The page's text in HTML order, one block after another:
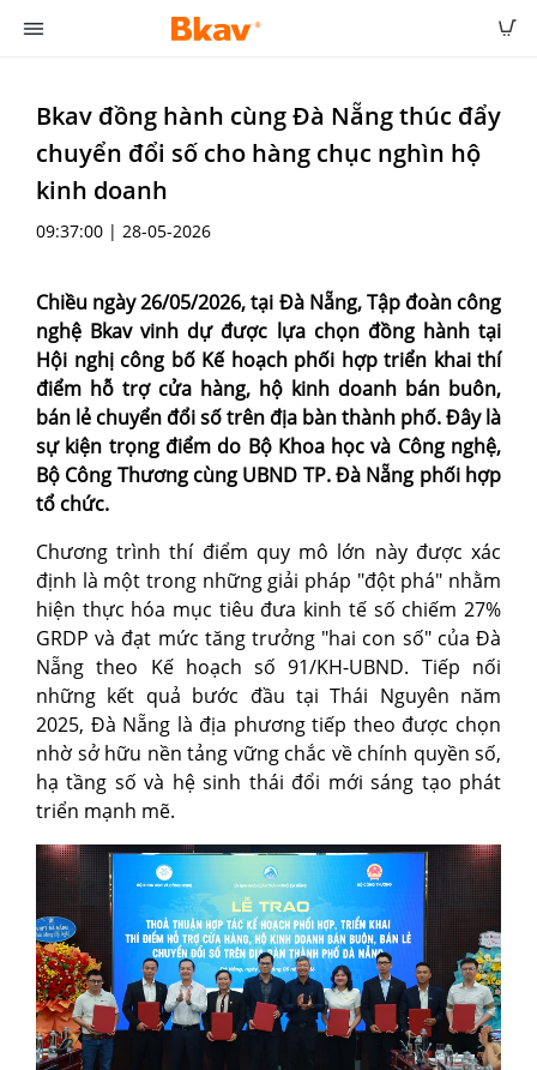
Bkav đồng hành cùng Đà Nẵng thúc đẩy
chuyển đổi số cho hàng chục nghìn hộ
kinh doanh
09:37:00 | 28-05-2026
Chiều ngày 26/05/2026, tại Đà Nẵng, Tập đoàn công
nghệ Bkav vinh dự được lựa chọn đồng hành tại
Hội nghị công bố Kế hoạch phối hợp triển khai thí
điểm hỗ trợ cửa hàng, hộ kinh doanh bán buôn,
bán lẻ chuyển đổi số trên địa bàn thành phố. Đây là
sự kiện trọng điểm do Bộ Khoa học và Công nghệ,
Bộ Công Thương cùng UBND TP. Đà Nẵng phối hợp
tổ chức.
Chương trình thí điểm quy mô lớn này được xác
định là một trong những giải pháp "đột phá" nhằm
hiện thực hóa mục tiêu đưa kinh tế số chiếm 27%
GRDP và đạt mức tăng trưởng "hai con số" của Đà
Nẵng theo Kế hoạch số 91/KH-UBND. Tiếp nối
những kết quả bước đầu tại Thái Nguyên năm
2025, Đà Nẵng là địa phương tiếp theo được chọn
nhờ sở hữu nền tảng vững chắc về chính quyền số,
hạ tầng số và hệ sinh thái đổi mới sáng tạo phát
triển mạnh mẽ.